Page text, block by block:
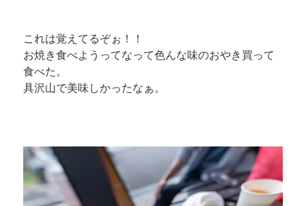
これは覚えてるぞぉ！！
お焼き食べようってなって色んな味のおやき買って
食べた。
具沢山で美味しかったなぁ。